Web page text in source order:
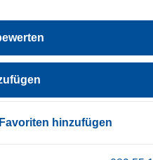
hinzufügen